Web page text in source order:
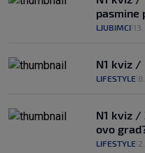
pasmine
LJUBIMCI
N1 kviz /
LIFESTYLE
N1 kviz /
ovo
LIFESTYLE